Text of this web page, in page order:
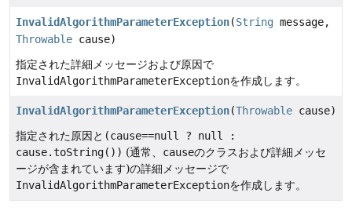
InvalidAlgorithmParameterException(String message,
Throwable cause)
指定された詳細メッセージおよび原因で
InvalidAlgorithmParameterExceptionを作成します。
InvalidAlgorithmParameterException(Throwable cause)
指定された原因と (cause==null ? null :
cause.toString()) (通常、 causeのクラスおよび詳細メッセ
ージが含まれています)の詳細メッセージで
InvalidAlgorithmParameterExceptionを作成します。